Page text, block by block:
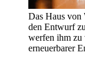
Das Haus von
den Entwurf
werfen ihm zu
erneuerbarer